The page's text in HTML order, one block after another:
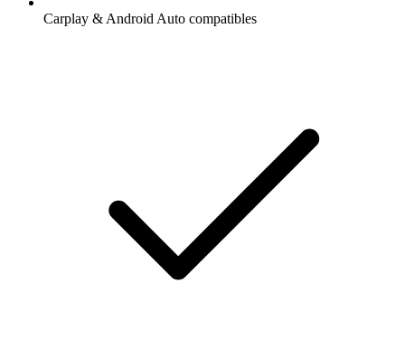
Carplay & Android Auto compatibles